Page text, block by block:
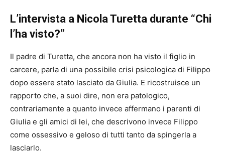
L’intervista a Nicola Turetta durante “Chi
l’ha visto?”
Il padre di Turetta, che ancora non ha visto il figlio in
carcere, parla di una possibile crisi psicologica di Filippo
dopo essere stato lasciato da Giulia. E ricostruisce un
rapporto che, a suoi dire, non era patologico,
contrariamente a quanto invece affermano i parenti di
Giulia e gli amici di lei, che descrivono invece Filippo
come ossessivo e geloso di tutti tanto da spingerla a
lasciarlo.